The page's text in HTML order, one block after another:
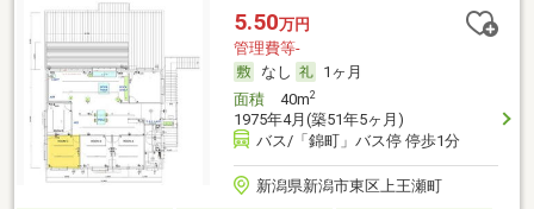
5.50万円
管理費等-
なし
1ヶ月
面積40m2
1975年4月(築51年5ヶ月)
バス/「錦町」バス停 停歩1分
新潟県新潟市東区上王瀬町